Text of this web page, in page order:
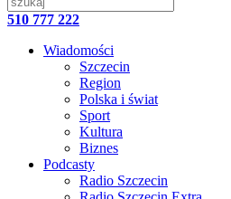
510 777 222
Wiadomości
Szczecin
Region
Polska i świat
Sport
Kultura
Biznes
Podcasty
Radio Szczecin